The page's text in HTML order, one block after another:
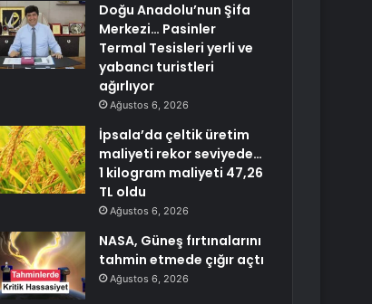
Doğu Anadolu’nun Şifa
Merkezi… Pasinler
Termal Tesisleri yerli ve
yabancı turistleri
ağırlıyor
Ağustos 6, 2026
İpsala’da çeltik üretim
maliyeti rekor seviyede…
1 kilogram maliyeti 47,26
TL oldu
Ağustos 6, 2026
NASA, Güneş fırtınalarını
tahmin etmede çığır açtı
Ağustos 6, 2026